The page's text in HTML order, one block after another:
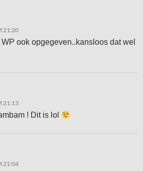
21:20
ook opgegeven..kansloos dat wel
21:13
! Dit is lol
21:04